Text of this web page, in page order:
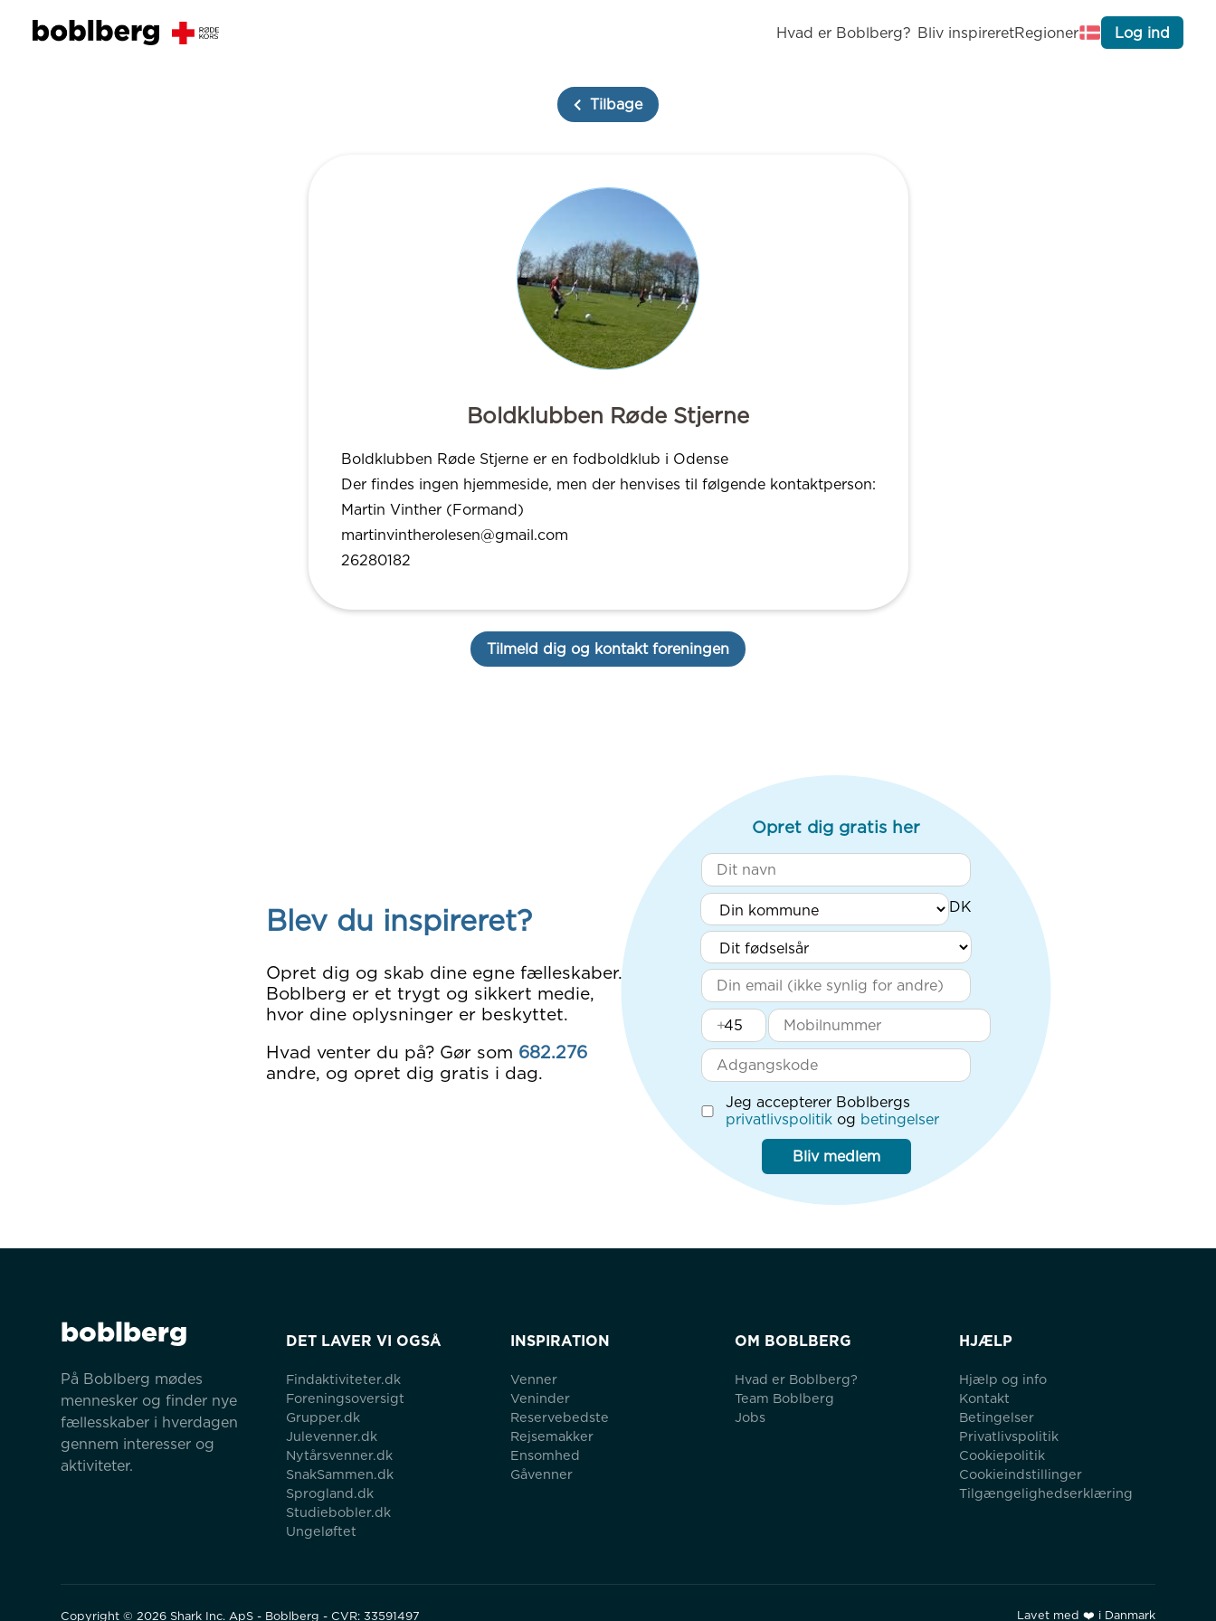
Hvad er Boblberg? Bliv inspireretRegioner Log ind
Tilbage
Boldklubben Røde Stjerne
Boldklubben Røde Stjerne er en fodboldklub i Odense
Der findes ingen hjemmeside, men der henvises til følgende kontaktperson:
Martin Vinther (Formand)
martinvintherolesen@gmail.com
26280182
Tilmeld dig og kontakt foreningen
Blev du inspireret?
Opret dig og skab dine egne fælleskaber.
Boblberg er et trygt og sikkert medie,
hvor dine oplysninger er beskyttet.
Hvad venter du på? Gør som 682.276
andre, og opret dig gratis i dag.
Opret dig gratis her
+
Jeg accepterer Boblbergs
privatlivspolitik og betingelser
Bliv medlem
boblberg
På Boblberg mødes
mennesker og finder nye
fællesskaber i hverdagen
gennem interesser og
aktiviteter.
DET LAVER VI OGSÅ
Findaktiviteter.dk
Foreningsoversigt
Grupper.dk
Julevenner.dk
Nytårsvenner.dk
SnakSammen.dk
Sprogland.dk
Studiebobler.dk
Ungeløftet
INSPIRATION
Venner
Veninder
Reservebedste
Rejsemakker
Ensomhed
Gåvenner
OM BOBLBERG
Hvad er Boblberg?
Team Boblberg
Jobs
HJÆLP
Hjælp og info
Kontakt
Betingelser
Privatlivspolitik
Cookiepolitik
Cookieindstillinger
Tilgængelighedserklæring
Copyright ©2026 Shark Inc. ApS - Boblberg - CVR: 33591497 Lavet med ❤️ i Danmark